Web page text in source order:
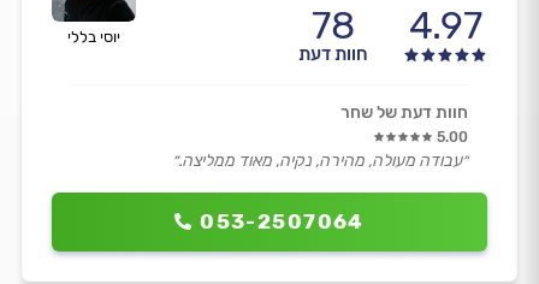
יוסי בללי 4.97
78
חוות דעת
053-2507064
חוות דעת של שחר
5.00
״עבודה מעולה, מהירה, נקיה, מאוד ממליצה.״